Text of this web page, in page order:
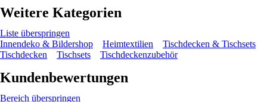
Weitere Kategorien
Liste überspringen
Innendeko & Bildershop
Heimtextilien
Tischdecken & Tischsets
Tischdecken
Tischsets Tischdeckenzubehör
Kundenbewertungen
Bereich überspringen